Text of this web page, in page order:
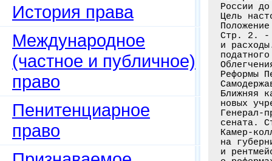
История права
Международное
(частное и публичное)
право
Пенитенциарное
право